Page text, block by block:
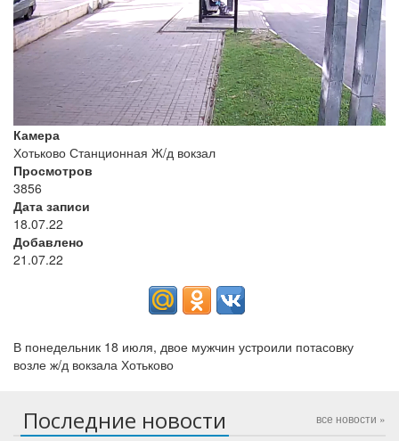
Камера
Хотьково Станционная Ж/д вокзал
Просмотров
3856
Дата записи
18.07.22
Добавлено
21.07.22
В понедельник 18 июля, двое мужчин устроили потасовку
возле ж/д вокзала Хотьково
все новости »
Последние новости